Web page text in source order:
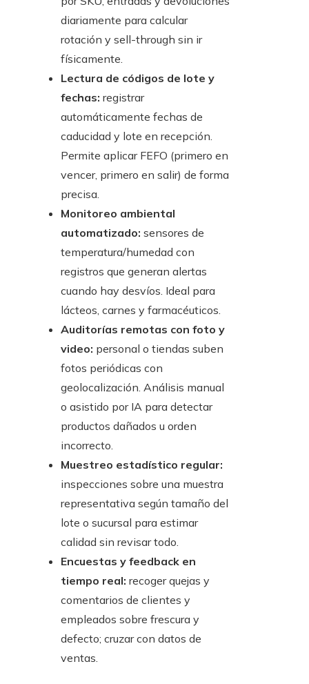
diariamente para calcular
rotación y sell-through sin ir
físicamente.
Lectura de códigos de lote y
fechas: registrar
automáticamente fechas de
caducidad y lote en recepción.
Permite aplicar FEFO (primero en
vencer, primero en salir) de forma
precisa.
Monitoreo ambiental
automatizado: sensores de
temperatura/humedad con
registros que generan alertas
cuando hay desvíos. Ideal para
lácteos, carnes y farmacéuticos.
Auditorías remotas con foto y
video: personal o tiendas suben
fotos periódicas con
geolocalización. Análisis manual
o asistido por IA para detectar
productos dañados u orden
incorrecto.
Muestreo estadístico regular:
inspecciones sobre una muestra
representativa según tamaño del
lote o sucursal para estimar
calidad sin revisar todo.
Encuestas y feedback en
tiempo real: recoger quejas y
comentarios de clientes y
empleados sobre frescura y
defecto; cruzar con datos de
ventas.